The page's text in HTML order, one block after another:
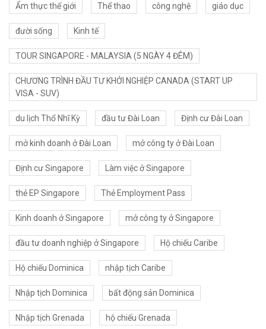
Ẩm thực thế giới Thể thao công nghệ giáo dục
đười sống Kinh tế
TOUR SINGAPORE - MALAYSIA (5 NGÀY 4 ĐÊM)
CHƯƠNG TRÌNH ĐẦU TƯ KHỞI NGHIỆP CANADA (START UP
VISA - SUV)
du lịch Thổ Nhĩ Kỳ đầu tư Đài Loan Định cư Đài Loan
mở kinh doanh ở Đài Loan mở công ty ở Đài Loan
Định cư Singapore Làm việc ở Singapore
thẻ EP Singapore Thẻ Employment Pass
Kinh doanh ở Singapore mở công ty ở Singapore
đầu tư doanh nghiệp ở Singapore Hộ chiếu Caribe
Hộ chiếu Dominica nhập tịch Caribe
Nhập tịch Dominica bất động sản Dominica
Nhập tịch Grenada hộ chiếu Grenada